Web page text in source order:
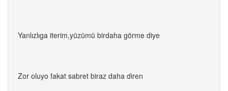
Yanlızlıga iterim,yüzümü birdaha görme diye
Zor oluyo fakat sabret biraz daha diren